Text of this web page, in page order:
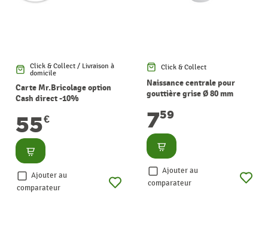
Click & Collect / Livraison à
domicile
Carte Mr.Bricolage option
Cash direct -10%
55€
Consulter
Ajouter au
comparateur
Click & Collect
Naissance centrale pour
gouttière grise Ø 80 mm
759
Consulter
Ajouter au
comparateur